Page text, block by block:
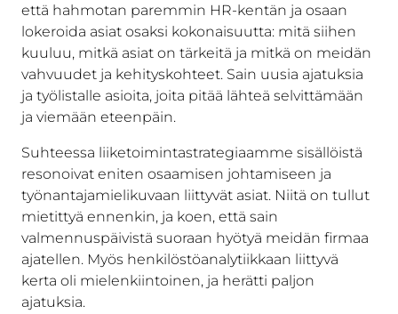
että hahmotan paremmin HR-kentän ja osaan
lokeroida asiat osaksi kokonaisuutta: mitä siihen
kuuluu, mitkä asiat on tärkeitä ja mitkä on meidän
vahvuudet ja kehityskohteet. Sain uusia ajatuksia
ja työlistalle asioita, joita pitää lähteä selvittämään
ja viemään eteenpäin.
Suhteessa liiketoimintastrategiaamme sisällöistä
resonoivat eniten osaamisen johtamiseen ja
työnantajamielikuvaan liittyvät asiat. Niitä on tullut
mietittyä ennenkin, ja koen, että sain
valmennuspäivistä suoraan hyötyä meidän firmaa
ajatellen. Myös henkilöstöanalytiikkaan liittyvä
kerta oli mielenkiintoinen, ja herätti paljon
ajatuksia.